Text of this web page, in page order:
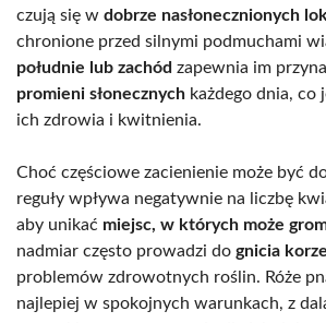
czują się w dobrze nasłonecznionych
chronione przed silnymi podmuchami
południe lub zachód zapewnia im
promieni słonecznych każdego dnia, co
ich zdrowia i kwitnienia.
Choć częściowe zacienienie może być
reguły wpływa negatywnie na liczbę
aby unikać miejsc, w których może
nadmiar często prowadzi do gnicia
problemów zdrowotnych roślin. Róże
najlepiej w spokojnych warunkach, z